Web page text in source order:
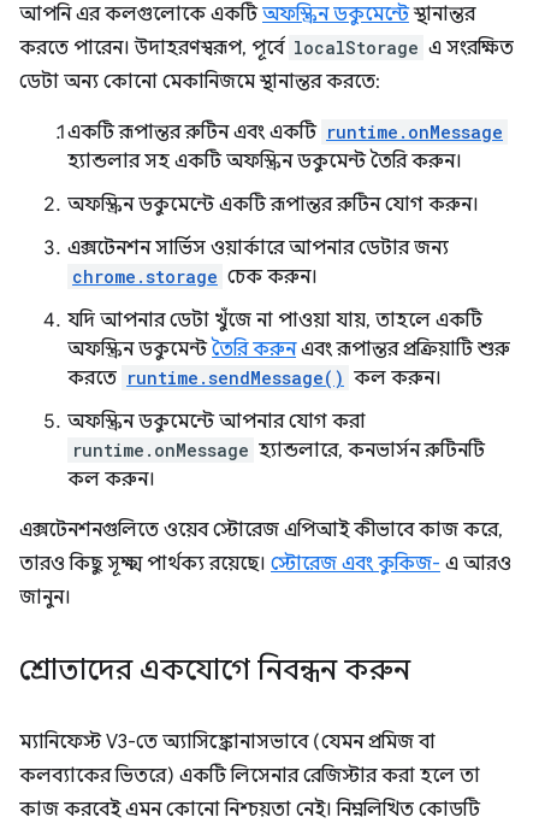
আপনি এর কলগুলোকে একটিঅফস্ক্রিন ডকুমেন্টেস্থানান্তর
করতে পারেন। উদাহরণস্বরূপ, পূর্বে localStorage এ সংরক্ষিত
ডেটা অন্য কোনো মেকানিজমে স্থানান্তর করতে:
একটি রূপান্তর রুটিন এবং একটি runtime.onMessage
হ্যান্ডলার সহ একটি অফস্ক্রিন ডকুমেন্ট তৈরি করুন।
অফস্ক্রিন ডকুমেন্টে একটি রূপান্তর রুটিন যোগ করুন।
এক্সটেনশন সার্ভিস ওয়ার্কারে আপনার ডেটার জন্য
chrome.storage চেক করুন।
যদি আপনার ডেটা খুঁজে না পাওয়া যায়, তাহলে একটি
অফস্ক্রিন ডকুমেন্টতৈরি করুনএবং রূপান্তর প্রক্রিয়াটি শুরু
করতে runtime.sendMessage() কল করুন।
অফস্ক্রিন ডকুমেন্টে আপনার যোগ করা
runtime.onMessage হ্যান্ডলারে, কনভার্সন রুটিনটি
কল করুন।
এক্সটেনশনগুলিতে ওয়েব স্টোরেজ এপিআই কীভাবে কাজ করে,
তারও কিছু সূক্ষ্ম পার্থক্য রয়েছে। স্টোরেজ এবং কুকিজ- এ আরও
জানুন।
শ্রোতাদের একযোগে নিবন্ধন করুন
ম্যানিফেস্ট V3-তে অ্যাসিঙ্ক্রোনাসভাবে (যেমন প্রমিজ বা
কলব্যাকের ভিতরে) একটি লিসেনার রেজিস্টার করা হলে তা
কাজ করবেই এমন কোনো নিশ্চয়তা নেই। নিম্নলিখিত কোডটি